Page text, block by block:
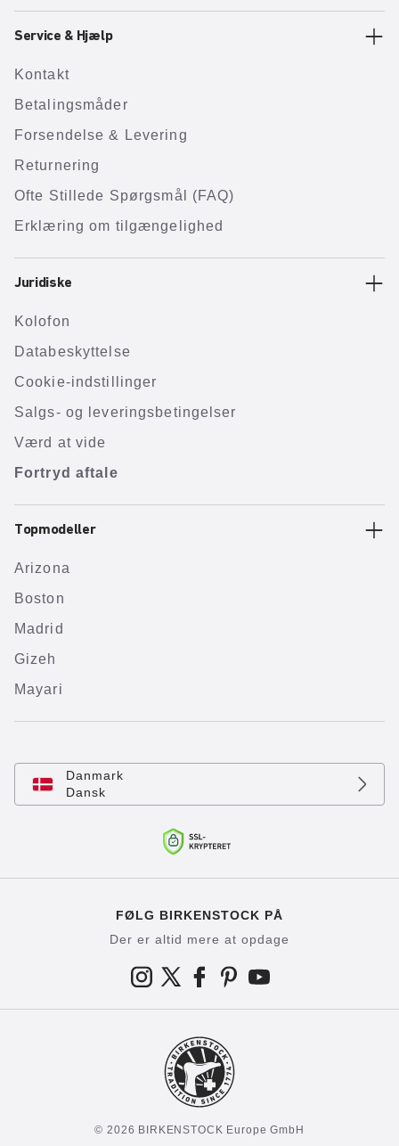
Service & Hjælp
Kontakt
Betalingsmåder
Forsendelse & Levering
Returnering
Ofte Stillede Spørgsmål (FAQ)
Erklæring om tilgængelighed
Juridiske
Kolofon
Databeskyttelse
Cookie-indstillinger
Salgs- og leveringsbetingelser
Værd at vide
Fortryd aftale
Topmodeller
Arizona
Boston
Madrid
Gizeh
Mayari
Danmark
Dansk
FØLG BIRKENSTOCK PÅ
Der er altid mere at opdage
© 2026 BIRKENSTOCK Europe GmbH